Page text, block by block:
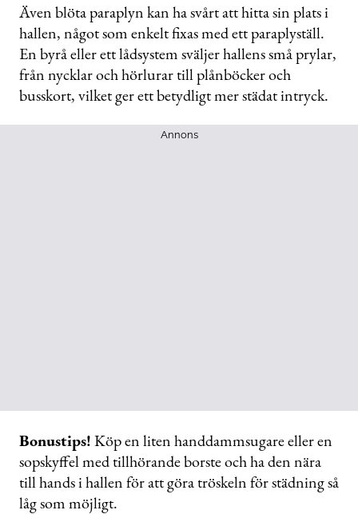
Även blöta paraplyn kan ha svårt att hitta sin plats i
hallen, något som enkelt fixas med ett paraplyställ.
En byrå eller ett lådsystem sväljer hallens små prylar,
från nycklar och hörlurar till plånböcker och
busskort, vilket ger ett betydligt mer städat intryck.
Annons
Bonustips!Köp en liten handdammsugare eller en
sopskyffel med tillhörande borste och ha den nära
till hands i hallen för att göra tröskeln för städning så
låg som möjligt.